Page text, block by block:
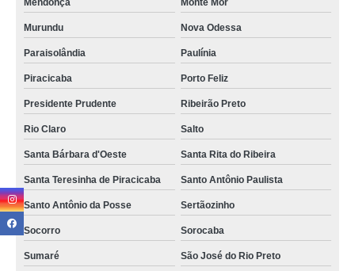
Mendonça Monte Mor
Murundu Nova Odessa
Paraisolândia Paulínia
Piracicaba Porto Feliz
Presidente Prudente Ribeirão Preto
Rio Claro Salto
Santa Bárbara d'Oeste Santa Rita do Ribeira
Santa Teresinha de Piracicaba Santo Antônio Paulista
Santo Antônio da Posse Sertãozinho
Socorro Sorocaba
Sumaré São José do Rio Preto